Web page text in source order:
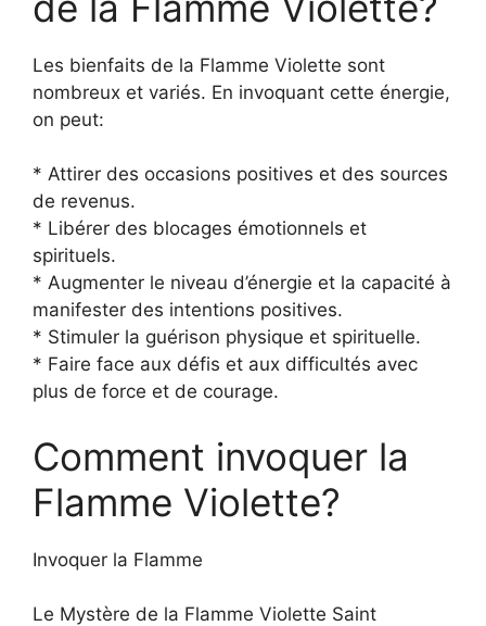
Les bienfaits de la Flamme Violette sont
nombreux et variés. En invoquant cette énergie,
on peut:
* Attirer des occasions positives et des sources
de revenus.
* Libérer des blocages émotionnels et
spirituels.
* Augmenter le niveau d’énergie et la capacité à
manifester des intentions positives.
* Stimuler la guérison physique et spirituelle.
* Faire face aux défis et aux difficultés avec
plus de force et de courage.
Comment invoquer la
Flamme Violette?
Invoquer la Flamme
Le Mystère de la Flamme Violette Saint